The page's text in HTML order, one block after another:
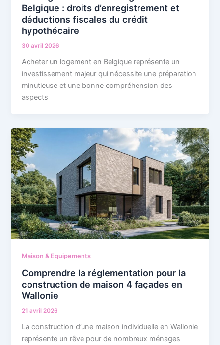
Belgique : droits d’enregistrement et
déductions fiscales du crédit
hypothécaire
30 avril 2026
Acheter un logement en Belgique représente un
investissement majeur qui nécessite une préparation
minutieuse et une bonne compréhension des
aspects
Maison & Equipements
Comprendre la réglementation pour la
construction de maison 4 façades en
Wallonie
21 avril 2026
La construction d’une maison individuelle en Wallonie
représente un rêve pour de nombreux ménages